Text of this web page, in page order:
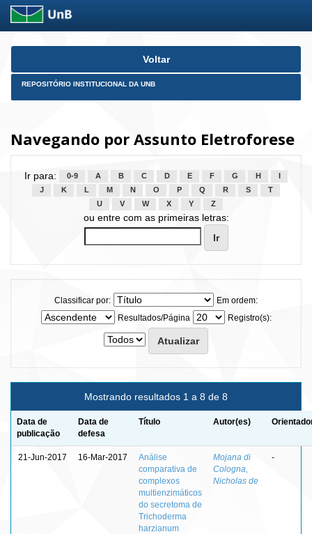
Skip
Voltar
REPOSITÓRIO INSTITUCIONAL DA UNB
Navegando por Assunto Eletroforese
Ir para: 0-9 A B C D E F G H
J
K L M N O P Q R S
T
U
V W X Y Z
ou entre com as primeiras letras:
Classificar por:
Em ordem:
Resultados/Página
Registro(s):
Mostrando resultados 1 a 8 de 8
Data de
publicação
Data de
defesa
Título Autor(es)
21-Jun-2017 16-Mar-2017
Análise
comparativa de
complexos
multienzimáticos
do secretoma de
Trichoderma
harzianum
Mojana di
Cologna,
Nicholas de
-